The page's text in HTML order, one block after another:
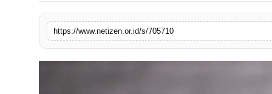
https://www.netizen.or.id/s/705710